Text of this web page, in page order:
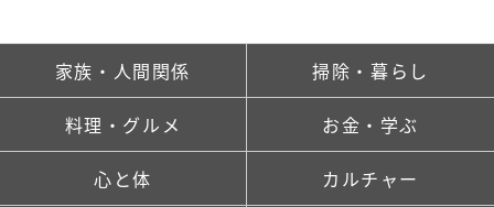
家族・人間関係 掃除・暮らし
料理・グルメ お金・学ぶ
心と体 カルチャー